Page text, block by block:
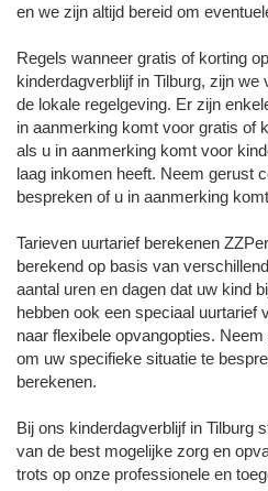
en we zijn altijd bereid om
Regels wanneer gratis of korting
kinderdagverblijf in Tilburg, zijn
de lokale regelgeving. Er zijn
in aanmerking komt voor gratis of
als u in aanmerking komt voor
laag inkomen heeft. Neem gerust
bespreken of u in aanmerking
Tarieven uurtarief berekenen
berekend op basis van
aantal uren en dagen dat uw kind
hebben ook een speciaal uurtarief
naar flexibele opvangopties.
om uw specifieke situatie te
berekenen.
Bij ons kinderdagverblijf in Tilburg
van de best mogelijke zorg en
trots op onze professionele en